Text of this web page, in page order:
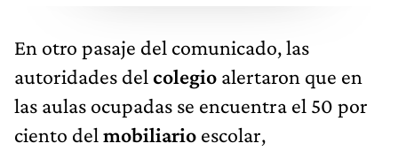
En otro pasaje del comunicado, las
autoridades del colegio alertaron que en
las aulas ocupadas se encuentra el 50 por
ciento del mobiliario escolar,